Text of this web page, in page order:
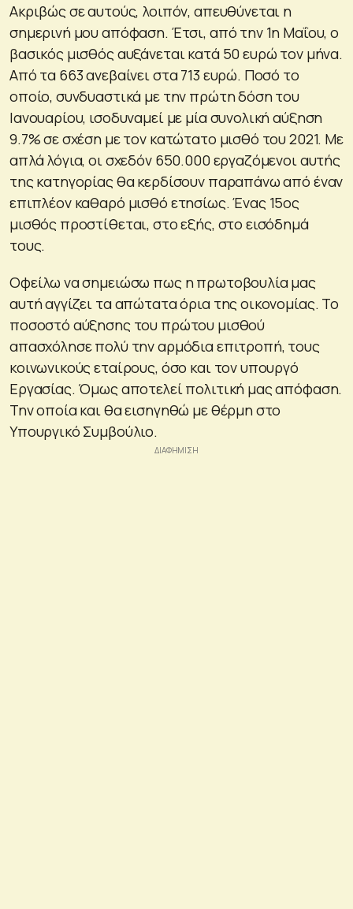
Ακριβώς σε αυτούς, λοιπόν, απευθύνεται η
σημερινή μου απόφαση. Έτσι, από την 1η Μαΐου, ο
βασικός μισθός αυξάνεται κατά 50 ευρώ τον μήνα.
Από τα 663 ανεβαίνει στα 713 ευρώ. Ποσό το
οποίο, συνδυαστικά με την πρώτη δόση του
Ιανουαρίου, ισοδυναμεί με μία συνολική αύξηση
9.7% σε σχέση με τον κατώτατο μισθό του 2021. Με
απλά λόγια, οι σχεδόν 650.000 εργαζόμενοι αυτής
της κατηγορίας θα κερδίσουν παραπάνω από έναν
επιπλέον καθαρό μισθό ετησίως. Ένας 15ος
μισθός προστίθεται, στο εξής, στο εισόδημά
τους.
Οφείλω να σημειώσω πως η πρωτοβουλία μας
αυτή αγγίζει τα απώτατα όρια της οικονομίας. Το
ποσοστό αύξησης του πρώτου μισθού
απασχόλησε πολύ την αρμόδια επιτροπή, τους
κοινωνικούς εταίρους, όσο και τον υπουργό
Εργασίας. Όμως αποτελεί πολιτική μας απόφαση.
Την οποία και θα εισηγηθώ με θέρμη στο
Υπουργικό Συμβούλιο.